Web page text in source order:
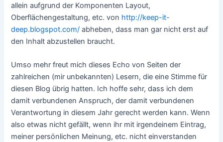
allein aufgrund der Komponenten Layout,
Oberflächengestaltung, etc. von http://keep-it-
deep.blogspot.com/ abheben, dass man gar nicht erst auf
den Inhalt abzustellen braucht.
Umso mehr freut mich dieses Echo von Seiten der
zahlreichen (mir unbekannten) Lesern, die eine Stimme für
diesen Blog übrig hatten. Ich hoffe sehr, dass ich dem
damit verbundenen Anspruch, der damit verbundenen
Verantwortung in diesem Jahr gerecht werden kann. Wenn
also etwas nicht gefällt, wenn ihr mit irgendeinem Eintrag,
meiner persönlichen Meinung, etc. nicht einverstanden